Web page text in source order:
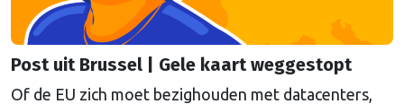
Post uit Brussel | Gele kaart weggestopt
Of de EU zich moet bezighouden met datacenters,